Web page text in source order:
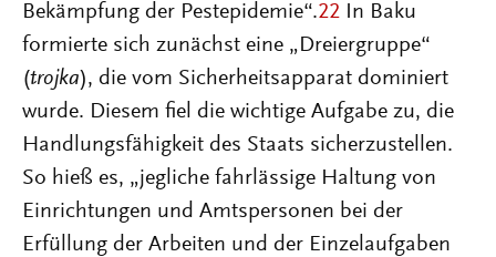
Bekämpfung der Pestepidemie“.22 In Baku
formierte sich zunächst eine „Dreiergruppe“
(trojka), die vom Sicherheitsapparat dominiert
wurde. Diesem fiel die wichtige Aufgabe zu, die
Handlungsfähigkeit des Staats sicherzustellen.
So hieß es, „jegliche fahrlässige Haltung von
Einrichtungen und Amtspersonen bei der
Erfüllung der Arbeiten und der Einzelaufgaben